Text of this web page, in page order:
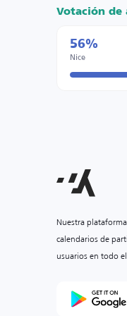
Votación de
56%
Nice
Nuestra
calendarios de
usuarios en todo